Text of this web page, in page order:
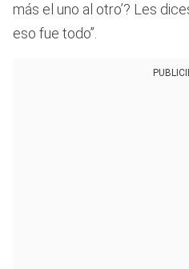
más el uno al otro’? Les
eso fue todo”.